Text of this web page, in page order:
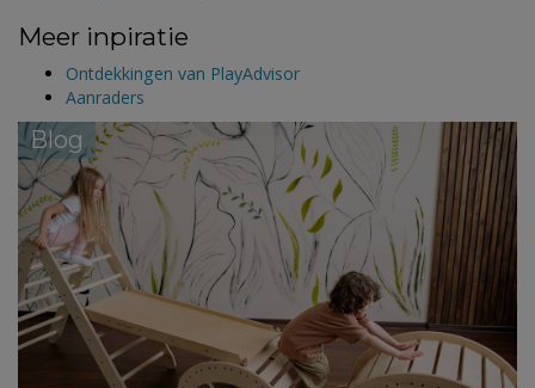
Meer inpiratie
Ontdekkingen van PlayAdvisor
Aanraders
Blog